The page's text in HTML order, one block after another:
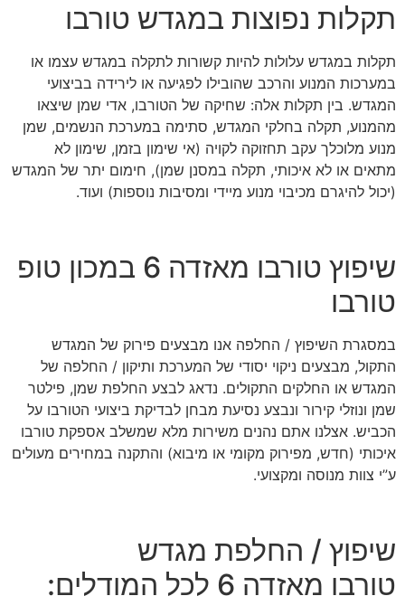
תקלות נפוצות במגדש טורבו
תקלות במגדש עלולות להיות קשורות לתקלה במגדש עצמו או
במערכות המנוע והרכב שהובילו לפגיעה או לירידה בביצועי
המגדש. בין תקלות אלה: שחיקה של הטורבו, אדי שמן שיצאו
מהמנוע, תקלה בחלקי המגדש, סתימה במערכת הנשמים, שמן
מנוע מלוכלך עקב תחזוקה לקויה (אי שימון בזמן, שימון לא
מתאים או לא איכותי, תקלה במסנן שמן), חימום יתר של המגדש
(יכול להיגרם מכיבוי מנוע מיידי ומסיבות נוספות) ועוד.
שיפוץ טורבו מאזדה 6 במכון טופ
טורבו
במסגרת השיפוץ / החלפה אנו מבצעים פירוק של המגדש
התקול, מבצעים ניקוי יסודי של המערכת ותיקון / החלפה של
המגדש או החלקים התקולים. נדאג לבצע החלפת שמן, פילטר
שמן ונוזלי קירור ונבצע נסיעת מבחן לבדיקת ביצועי הטורבו על
הכביש. אצלנו אתם נהנים משירות מלא שמשלב אספקת טורבו
איכותי (חדש, מפירוק מקומי או מיבוא) והתקנה במחירים מעולים
ע”י צוות מנוסה ומקצועי.
שיפוץ / החלפת מגדש
טורבו מאזדה 6 לכל המודלים: